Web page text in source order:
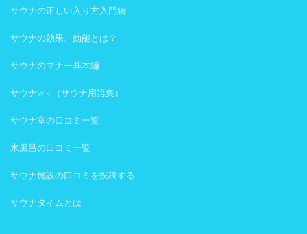
サウナの正しい入り方入門編
サウナの効果、効能とは？
サウナのマナー基本編
サウナwiki（サウナ用語集）
サウナ室の口コミ一覧
水風呂の口コミ一覧
サウナ施設の口コミを投稿する
サウナタイムとは